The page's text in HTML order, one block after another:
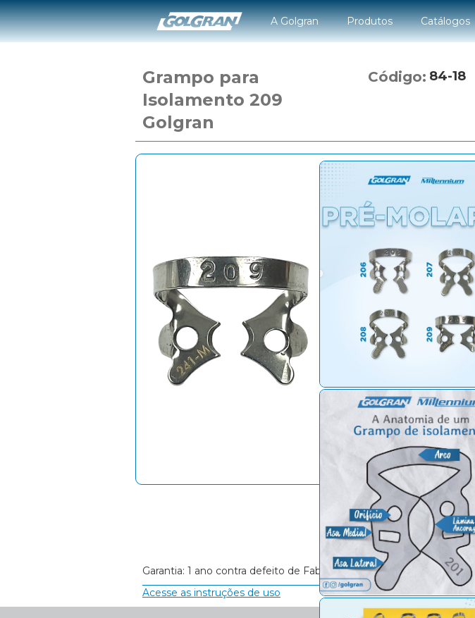
A Golgran Produtos Catálogos
Grampo para
Isolamento 209
Golgran
Código: 84-18
Garantia: 1 ano contra defeito de Fabricação.
Acesse as instruções de uso